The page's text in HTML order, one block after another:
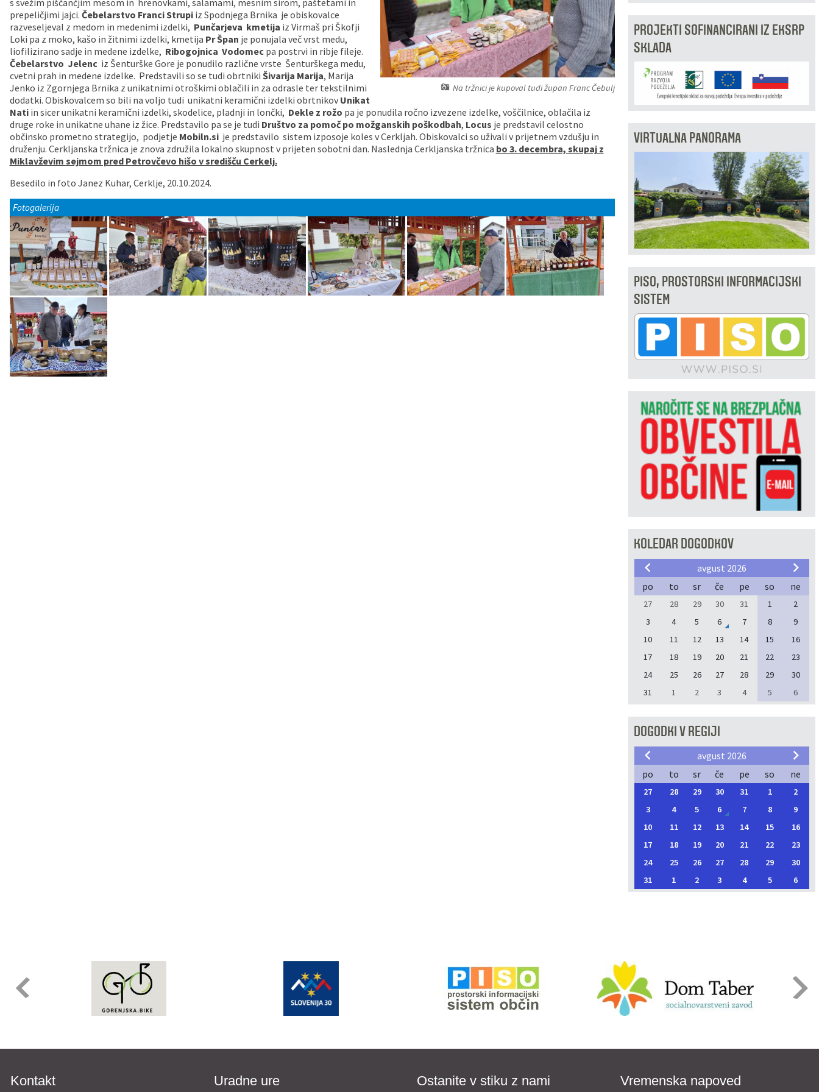
Na tržnici je kupoval tudi župan Franc Čebulj
s svežim piščančjim mesom in hrenovkami, salamami, mesnim sirom, paštetami in
prepeličjimi jajci. Čebelarstvo Franci Strupiiz Spodnjega Brnika je obiskovalce
razveseljeval z medom in medenimi izdelki, Punčarjeva kmetija iz Virmaš pri Škofji
Loki pa z moko, kašo in žitnimi izdelki, kmetija Pr Špan je ponujala več vrst medu,
liofilizirano sadje in medene izdelke, Ribogojnica Vodomec pa postrvi in ribje fileje.
Čebelarstvo Jelenciz Šenturške Gore je ponudilo različne vrste Šenturškega medu,
cvetni prah in medene izdelke. Predstavili so se tudi obrtniki Šivarija Marija, Marija
Jenko iz Zgornjega Brnika z unikatnimi otroškimi oblačili in za odrasle ter tekstilnimi
dodatki. Obiskovalcem so bili na voljo tudi unikatni keramični izdelki obrtnikov Unikat
Natiin sicer unikatni keramični izdelki, skodelice, pladnji in lončki, Dekle z rožo pa je ponudila ročno izvezene izdelke, voščilnice, oblačila iz
druge roke in unikatne uhane iz žice. Predstavilo pa se je tudi Društvo za pomoč po možganskih poškodbah, Locus je predstavil celostno
občinsko prometno strategijo, podjetje Mobiln.sije predstavilo sistem izposoje koles v Cerkljah. Obiskovalci so uživali v prijetnem vzdušju in
druženju. Cerkljanska tržnica je znova združila lokalno skupnost v prijeten sobotni dan. Naslednja Cerkljanska tržnica bo 3. decembra, skupaj z
Miklavževim sejmom pred Petrovčevo hišo v središču Cerkelj.
Besedilo in foto Janez Kuhar, Cerklje, 20.10.2024.
Fotogalerija
PROJEKTI SOFINANCIRANI IZ EKSRP
SKLADA
VIRTUALNA PANORAMA
PISO, PROSTORSKI INFORMACIJSKI
SISTEM
KOLEDAR DOGODKOV
avgust 2026
po
to sr če pe so ne
27 28 29 30 31 1
2
3
4 5 6 7 8
9
10
11 12 13 14 15
16
17
18 19 20 21 22
23
24
25 26 27 28 29
30
31
1 2 3 4 5 6
DOGODKI V REGIJI
avgust 2026
po
to sr če pe so ne
27 28 29 30 31 1
2
3
4 5 6 7 8
9
10
11 12 13 14 15
16
17
18 19 20 21 22
23
24
25 26 27 28 29
30
31
1 2 3 4 5 6
Kontakt Uradne ure Ostanite v stiku z nami Vremenska napoved
Vaške skupnosti
Častno razsodišče
Medobčinski inšpektorat
Gasilstvo, zaščita in reševanje
Načrt ravnanja s stvarnim premoženjem
Galerija slik
MojaObčina.si
Dokumenti v javni obravnavi